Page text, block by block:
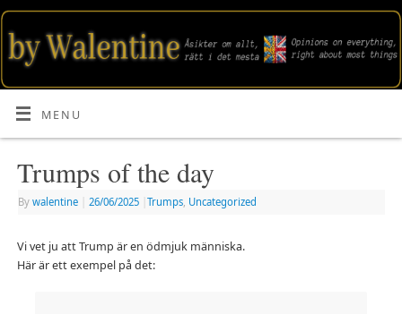
MENU
Trumps of the day
By walentine 26/06/2025 Trumps, Uncategorized
Vi vet ju att Trump är en ödmjuk människa.
Här är ett exempel på det: